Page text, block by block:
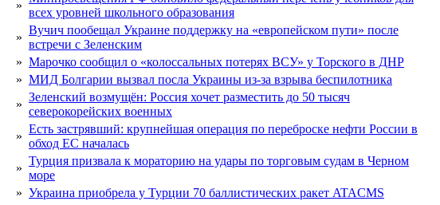
»
всех уровней школьного образования
»
Вучич пообещал Украине поддержку на «европейском пути» после
встречи с Зеленским
» Марочко сообщил о «колоссальных потерях ВСУ» у Торского в ДНР
» МИД Болгарии вызвал посла Украины из-за взрыва беспилотника
»
Зеленский возмущён: Россия хочет разместить до 50 тысяч
северокорейских военных
»
Есть застрявший: крупнейшая операция по переброске нефти России в
обход ЕС началась
»
Турция призвала к мораторию на удары по торговым судам в Черном
море
» Украина приобрела у Турции 70 баллистических ракет ATACMS